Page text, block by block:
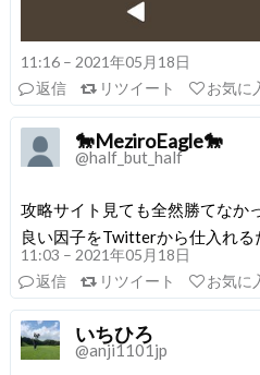
11:16 – 2021年05月18日
返信
リツイート お気に
🐎MeziroEagle🐎
@half_but_half
攻略サイト見ても全然勝てなか
良い因子をTwitterから仕入れる
11:03 – 2021年05月18日
返信
リツイート お気に
いちひろ
@anji1101jp